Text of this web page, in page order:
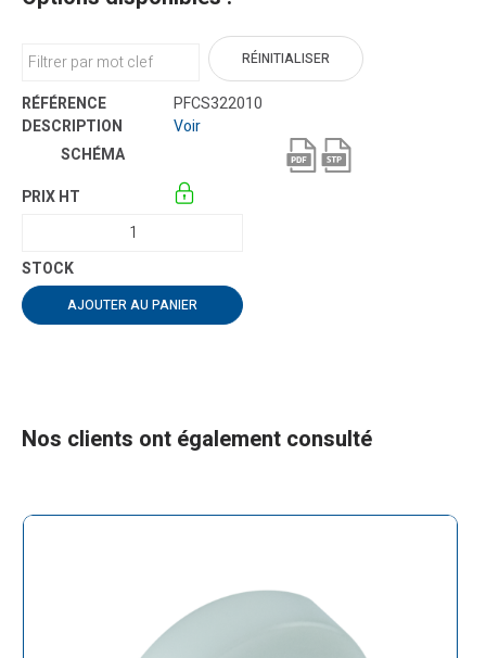
RÉINITIALISER
PFCS322010
Voir
AJOUTER AU PANIER
Nos clients ont également consulté